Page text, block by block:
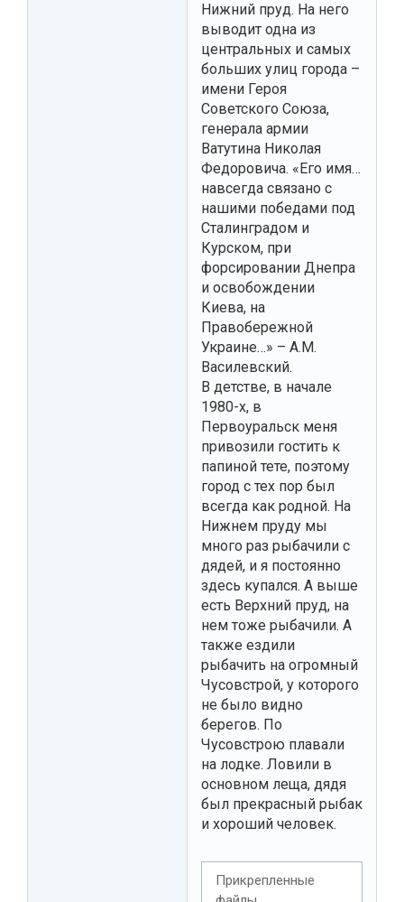
Нижний пруд. На него
выводит одна из
центральных и самых
больших улиц города –
имени Героя
Советского Союза,
генерала армии
Ватутина Николая
Федоровича. «Его имя…
навсегда связано с
нашими победами под
Сталинградом и
Курском, при
форсировании Днепра
и освобождении
Киева, на
Правобережной
Украине…» – А.М.
Василевский.
В детстве, в начале
1980-х, в
Первоуральск меня
привозили гостить к
папиной тете, поэтому
город с тех пор был
всегда как родной. На
Нижнем пруду мы
много раз рыбачили с
дядей, и я постоянно
здесь купался. А выше
есть Верхний пруд, на
нем тоже рыбачили. А
также ездили
рыбачить на огромный
Чусовстрой, у которого
не было видно
берегов. По
Чусовстрою плавали
на лодке. Ловили в
основном леща, дядя
был прекрасный рыбак
и хороший человек.
Прикрепленные